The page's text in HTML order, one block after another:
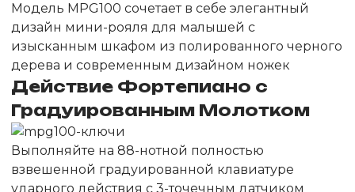
Модель MPG100 сочетает в себе элегантный
дизайн мини-рояля для малышей с
изысканным шкафом из полированного черного
дерева и современным дизайном ножек
Действие Фортепиано с
Градуированным Молотком
Выполняйте на 88-нотной полностью
взвешенной градуированной клавиатуре
ударного действия с 3-точечным датчиком